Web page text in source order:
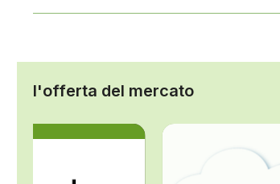
l'offerta del mercato